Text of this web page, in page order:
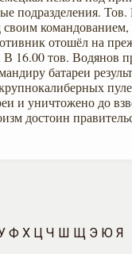
подразделения. Тов.
командованием,
отошёл на
16.00 тов. Водянов
батареи
и уничтожено до
достоин
Ф Х Ц Ч Ш Щ Э Ю Я